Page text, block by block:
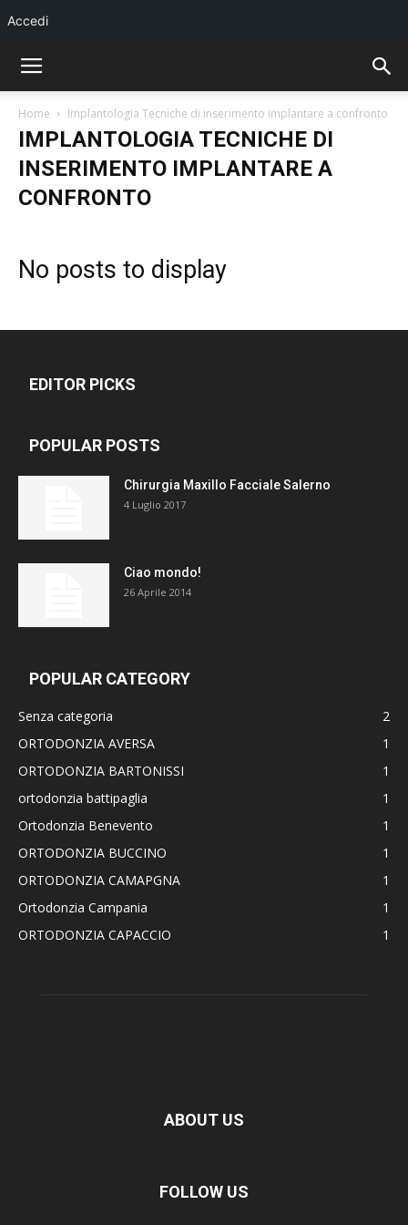
Home Implantologia Tecniche di inserimento implantare a confronto
IMPLANTOLOGIA TECNICHE DI
INSERIMENTO IMPLANTARE A
CONFRONTO
No posts to display
EDITOR PICKS
POPULAR POSTS
Chirurgia Maxillo Facciale Salerno
4 Luglio 2017
Ciao mondo!
26 Aprile 2014
POPULAR CATEGORY
Senza categoria
2
ORTODONZIA AVERSA
1
ORTODONZIA BARTONISSI
1
ortodonzia battipaglia
1
Ortodonzia Benevento
1
ORTODONZIA BUCCINO
1
ORTODONZIA CAMAPGNA
1
Ortodonzia Campania
1
ORTODONZIA CAPACCIO
1
ABOUT US
FOLLOW US
Accedi